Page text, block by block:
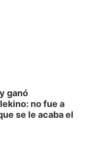
ganó
no fue a
se le acaba el